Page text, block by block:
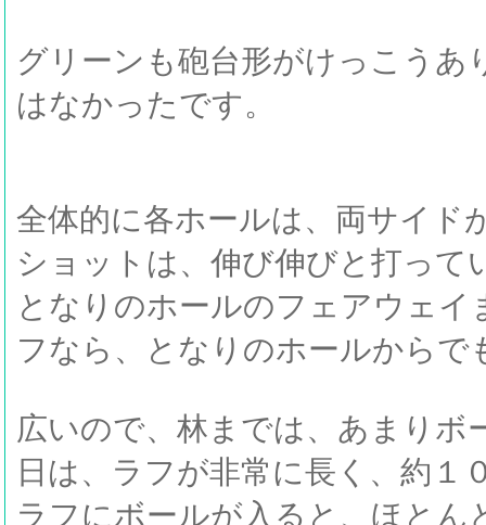
グリーンも砲台形がけっこうあ
はなかったです。
全体的に各ホールは、両サイド
ショットは、伸び伸びと打って
となりのホールのフェアウェ
フなら、となりのホールからで
広いので、林までは、あまりボ
日は、ラフが非常に長く、約１
ラフにボールが入ると、ほとん